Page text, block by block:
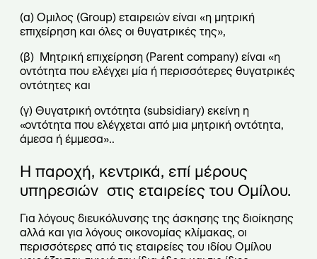
(α) Ομιλος (Group) εταιρειών είναι «η μητρική
επιχείρηση και όλες οι θυγατρικές της»,
(β) Μητρική επιχείρηση (Parent company) είναι «η
οντότητα που ελέγχει μία ή περισσότερες θυγατρικές
οντότητες και
(γ) Θυγατρική οντότητα (subsidiary) εκείνη η
«οντότητα που ελέγχεται από μια μητρική οντότητα,
άμεσα ή έμμεσα»..
Η παροχή, κεντρικά, επί μέρους
υπηρεσιών στις εταιρείες του Ομίλου.
Για λόγους διευκόλυνσης της άσκησης της διοίκησης
αλλά και για λόγους οικονομίας κλίμακας, οι
περισσότερες από τις εταιρείες του ιδίου Ομίλου